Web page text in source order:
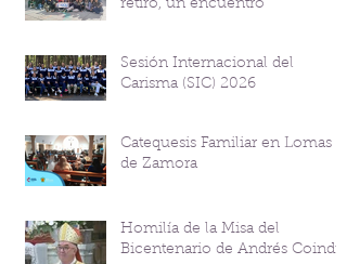
retiro, un encuentro
Sesión Internacional del
Carisma (SIC) 2026
Catequesis Familiar en Lomas
de Zamora
Homilía de la Misa del
Bicentenario de Andrés Coindre